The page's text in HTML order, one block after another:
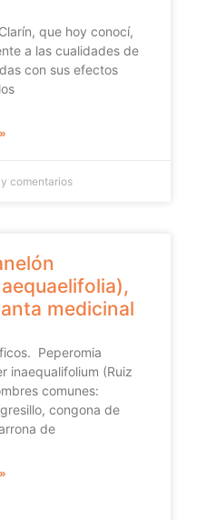
que hoy conocí,
a las cualidades de
con sus efectos
comentarios
medicinal
Peperomia
inaequalifolium (Ruiz
comunes:
congona de
de